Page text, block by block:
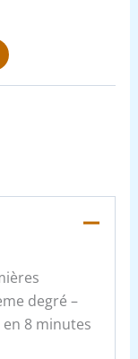
degré –
en 8 minutes